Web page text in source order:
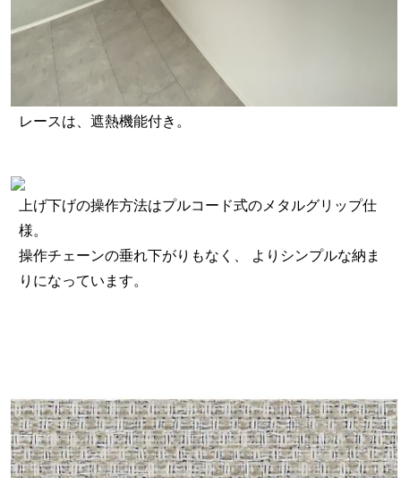
レースは、遮熱機能付き。
上げ下げの操作方法はプルコード式のメタルグリップ仕
様。
操作チェーンの垂れ下がりもなく、 よりシンプルな納ま
りになっています。